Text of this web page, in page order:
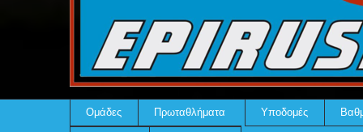
Ομάδες Πρωταθλήματα Υποδομές